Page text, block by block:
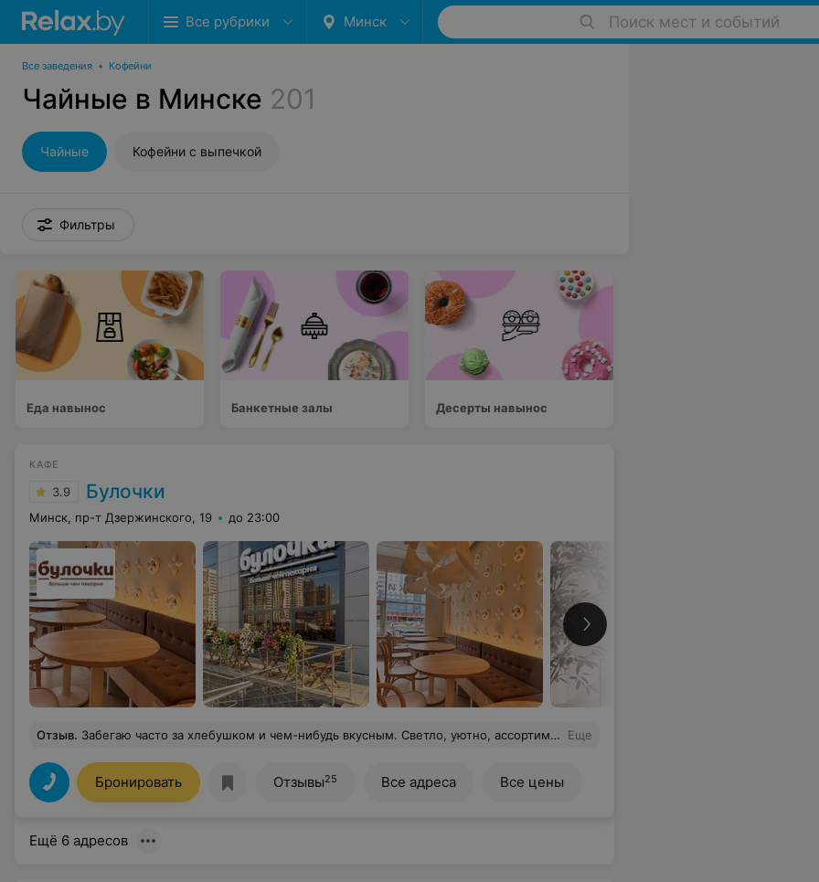
Все рубрики Минск Поиск мест и событий
Все заведения • Кофейни
Чайные в Минске 201
Чайные Кофейни с выпечкой
Фильтры
Еда навынос Банкетные залы Десерты навынос
КАФЕ
3.9 Булочки
Минск, пр-т Дзержинского, 19 до 23:00
Отзыв. Забегаю часто за хлебушком и чем-нибудь вкусным. Светло, уютно, ассортимент радует глаз, цены ок, кофе с собой часто беру. Спасибо Булочки, что открылись рядом со мной!) Еще
Бронировать Отзывы25 Все адреса Все цены
Ещё 6 адресов